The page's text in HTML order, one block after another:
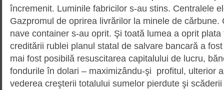
încremenit. Luminile fabricilor s-au stins. Cen­tralele
Gazpromul de oprirea livrărilor la minele de cărbune.
nave container s-au oprit. Şi toată lumea a oprit
creditării rublei planul statal de salvare bancară a
mai fost posibilă resuscitarea capi­talului de lucru,
fondurile în dolari – maximizându-şi profitul, ulterior
vederea creşterii totalului sumelor pierdute şi